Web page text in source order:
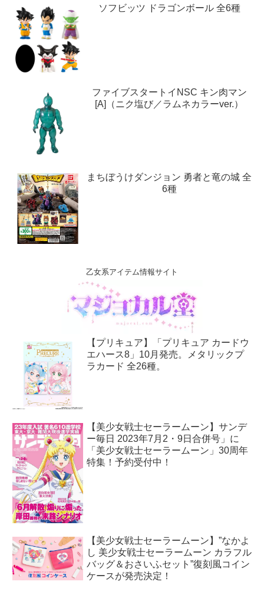
ソフビッツ ドラゴンボール 全6種
ファイブスタートイNSC キン肉マン
[A]（ニク塩び／ラムネカラーver.）
まちぼうけダンジョン 勇者と竜の城 全
6種
乙女系アイテム情報サイト
【プリキュア】「プリキュア カードウ
エハース8」10月発売。メタリックプ
ラカード 全26種。
【美少女戦士セーラームーン】サンデ
ー毎日 2023年7月2・9日合併号」に
「美少女戦士セーラームーン」30周年
特集！予約受付中！
【美少女戦士セーラームーン】”なかよ
し 美少女戦士セーラームーン カラフル
バッグ＆おさいふセット”復刻風コイン
ケースが発売決定！